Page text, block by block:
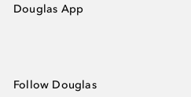
Douglas App
Follow Douglas